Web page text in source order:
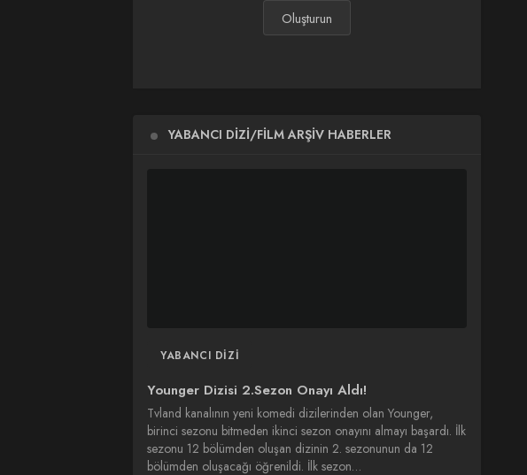
Oluşturun
YABANCI DIZI/FILM ARŞIV HABERLER
YABANCI DIZI
Younger Dizisi 2.Sezon Onayı Aldı!
Tvland kanalının yeni komedi dizilerinden olan Younger,
birinci sezonu bitmeden ikinci sezon onayını almayı başardı. İlk
sezonu 12 bölümden oluşan dizinin 2. sezonunun da 12
bölümden oluşacağı öğrenildi. İlk sezon…